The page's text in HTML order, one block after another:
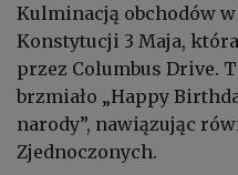
Kulminacją obchodów w
Konstytucji 3 Maja,
przez Columbus Drive.
brzmiało „Happy
narody”, nawiązując
Zjednoczonych.